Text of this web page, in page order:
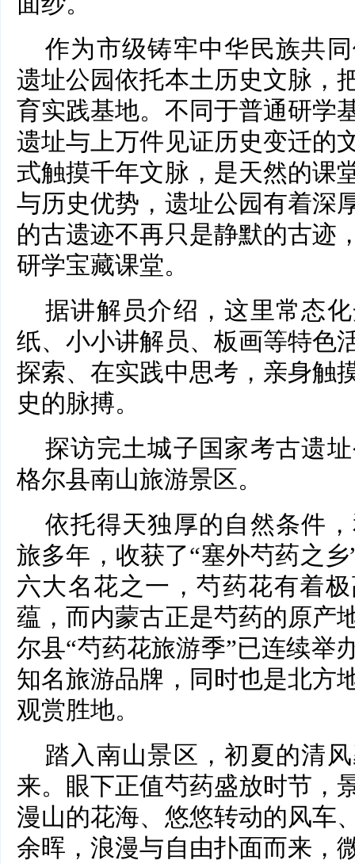
作为市级铸牢中华民族共
遗址公园依托本土历史文脉，
育实践基地。不同于普通研学
遗址与上万件见证历史变迁的
式触摸千年文脉，是天然的课
与历史优势，遗址公园有着深
的古遗迹不再只是静默的古迹
研学宝藏课堂。
据讲解员介绍，这里常态
纸、小小讲解员、板画等特色
探索、在实践中思考，亲身触
史的脉搏。
探访完土城子国家考古遗
格尔县南山旅游景区。
依托得天独厚的自然条件
旅多年，收获了“塞外芍药之
六大名花之一，芍药花有着
蕴，而内蒙古正是芍药的原产
尔县“芍药花旅游季”已连续举
知名旅游品牌，同时也是北方
观赏胜地。
踏入南山景区，初夏的清
来。眼下正值芍药盛放时节，
漫山的花海、悠悠转动的风车
余晖，浪漫与自由扑面而来，